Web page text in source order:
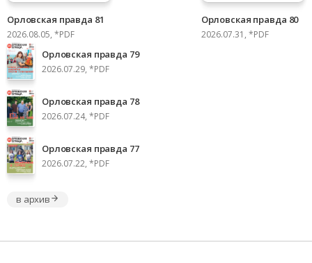
Орловская правда 81
2026.08.05, *PDF
Орловская правда 80
2026.07.31, *PDF
Орловская правда 79
2026.07.29, *PDF
Орловская правда 78
2026.07.24, *PDF
Орловская правда 77
2026.07.22, *PDF
в архив